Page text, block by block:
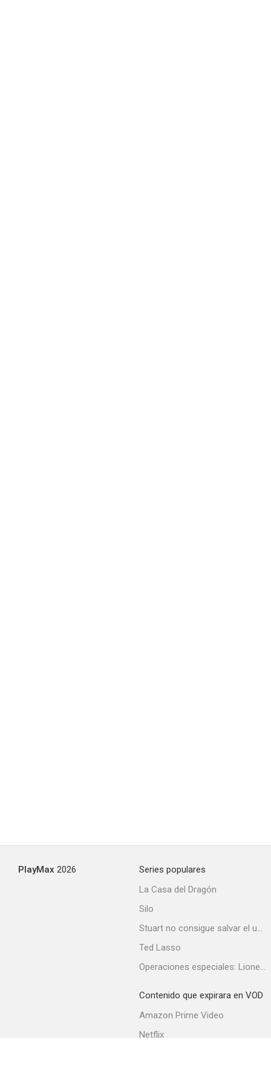
PlayMax 2026
Series populares
La Casa del Dragón
Silo
Stuart no consigue salvar el universo
Ted Lasso
Operaciones especiales: Lioness
Contenido que expirara en VOD
Amazon Prime Video
Netflix